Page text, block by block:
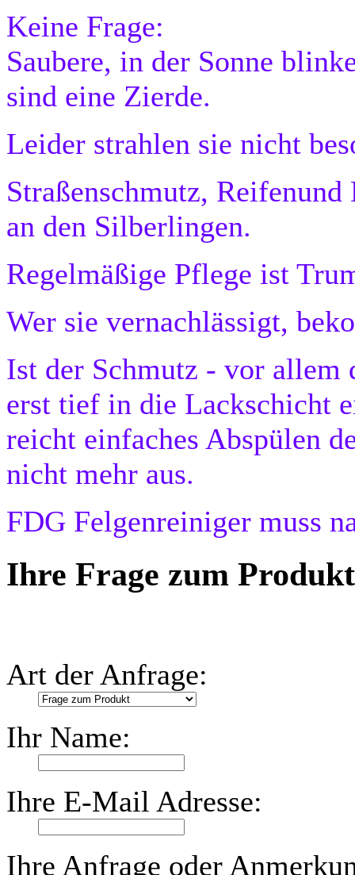
Keine Frage:
Saubere, in der Sonne
sind eine Zierde.
Leider strahlen sie nicht
Straßenschmutz,
an den Silberlingen.
Regelmäßige Pflege ist
Wer sie vernachlässigt,
Ist der Schmutz - vor allem
erst tief in die Lackschicht
reicht einfaches Abspülen
nicht mehr aus.
FDG Felgenreiniger muss
Ihre Frage zum Produkt
Art der Anfrage:
Ihr Name:
Ihre E-Mail Adresse:
Ihre Anfrage oder